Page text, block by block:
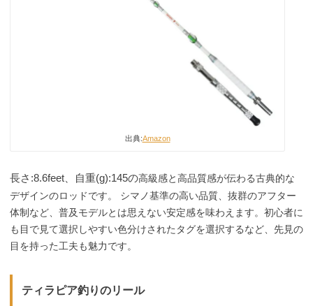
出典:Amazon
長さ:8.6feet、 自重(g):145の高級感と高品質感が伝わる古典的な
デザインのロッドです。 シマノ基準の高い品質、抜群のアフター
体制など、普及モデルとは思えない安定感を味わえます。初心者に
も目で見て選択しやすい色分けされたタグを選択するなど、先見の
目を持った工夫も魅力です。
ティラピア釣りのリール